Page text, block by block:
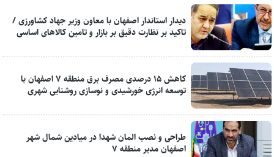
دیدار استاندار اصفهان با معاون وزیر جهاد کشاورزی /
تاکید بر نظارت دقیق بر بازار و تامین کالاهای اساسی
کاهش ۱۵ درصدی مصرف برق منطقه ۷ اصفهان با
توسعه انرژی خورشیدی و نوسازی روشنایی شهری
طراحی و نصب المان شهدا در میادین شمال شهر
اصفهان مدیر منطقه ۷